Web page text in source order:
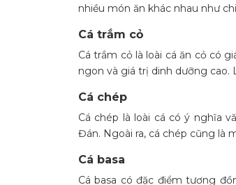
nhiều món ăn khác nhau như
Cá trắm cỏ
Cá trắm cỏ là loài cá ăn cỏ có
ngon và giá trị dinh dưỡng cao.
Cá chép
Cá chép là loài cá có ý nghĩa
Đán. Ngoài ra, cá chép cũng là
Cá basa
Cá basa có đặc điểm tương